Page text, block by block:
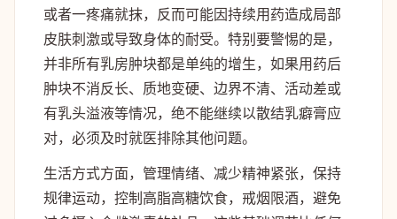
或者一疼痛就抹，反而可能因持续用药造成局部
皮肤刺激或导致身体的耐受。特别要警惕的是，
并非所有乳房肿块都是单纯的增生，如果用药后
肿块不消反长、质地变硬、边界不清、活动差或
有乳头溢液等情况，绝不能继续以散结乳癖膏应
对，必须及时就医排除其他问题。
生活方式方面，管理情绪、减少精神紧张，保持
规律运动，控制高脂高糖饮食，戒烟限酒，避免